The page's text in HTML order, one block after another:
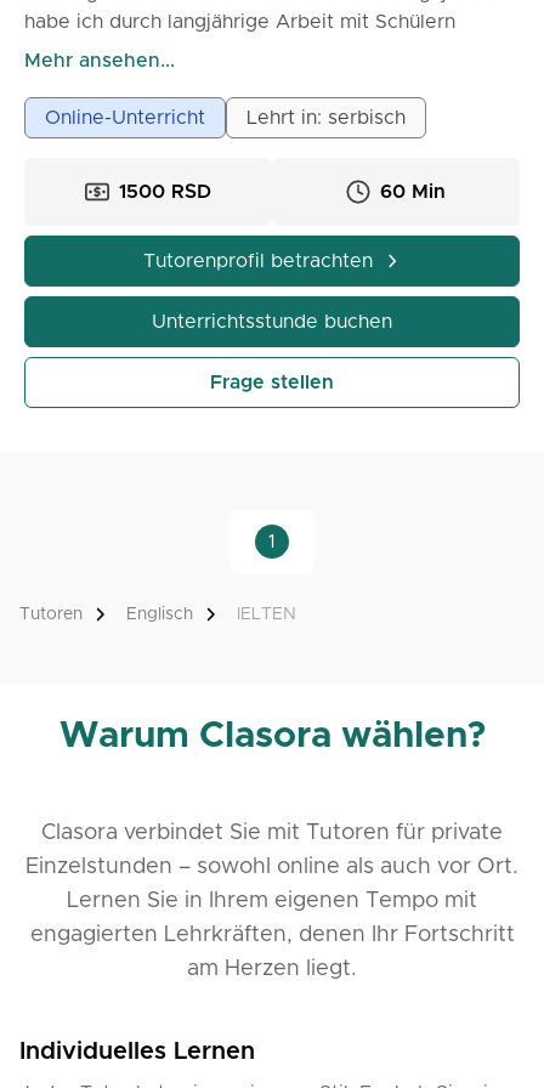
habe ich durch langjährige Arbeit mit Schülern
festgestellt, dass man Englisch am besten durch
gute Themen auszuwählen, über die wir allgemein
sprechen können, und so alle Sprachfähigkeiten
aufzubauen. Natürlich ist Spaß garantiert, denn das
stehen. Willkommen!
Mehr ansehen...
Online-Unterricht Lehrt in: serbisch
1500 RSD 60 Min
Tutorenprofil betrachten
Unterrichtsstunde buchen
Frage stellen
1
Tutoren Englisch IELTEN
Warum Clasora wählen?
Clasora verbindet Sie mit Tutoren für private
Einzelstunden – sowohl online als auch vor Ort.
Lernen Sie in Ihrem eigenen Tempo mit
engagierten Lehrkräften, denen Ihr Fortschritt
am Herzen liegt.
Individuelles Lernen